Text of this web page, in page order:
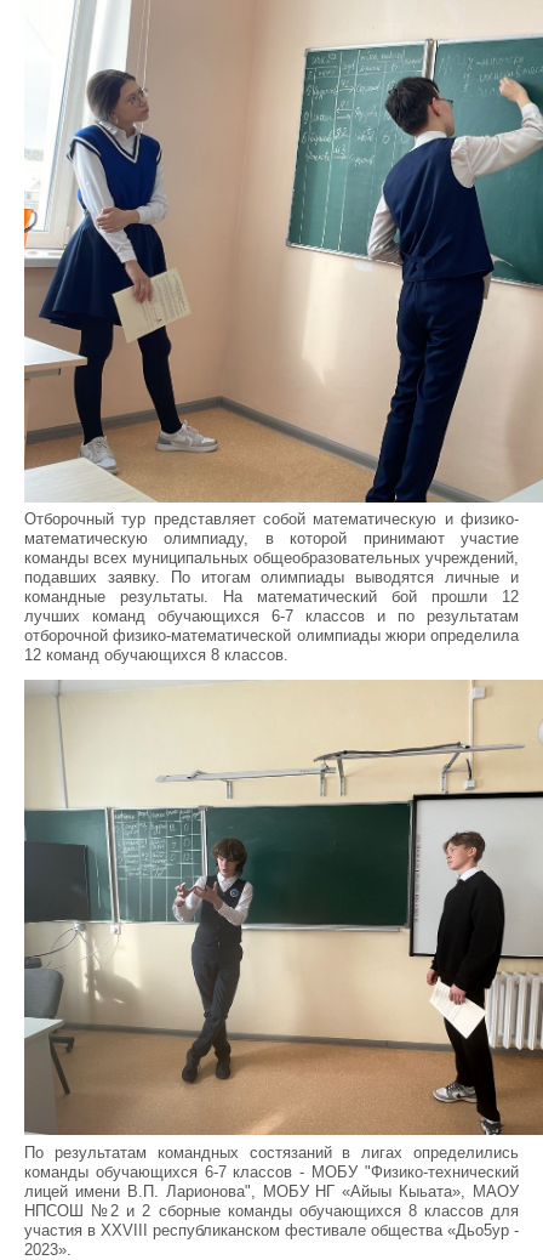
Отборочный тур представляет собой математическую и физико-
математическую олимпиаду, в которой принимают участие
команды всех муниципальных общеобразовательных учреждений,
подавших заявку. По итогам олимпиады выводятся личные и
командные результаты. На математический бой прошли 12
лучших команд обучающихся 6-7 классов и по результатам
отборочной физико-математической олимпиады жюри определила
12 команд обучающихся 8 классов.
По результатам командных состязаний в лигах определились
команды обучающихся 6-7 классов - МОБУ "Физико-технический
лицей имени В.П. Ларионова", МОБУ НГ «Айыы Кыьата», МАОУ
НПСОШ №2 и 2 сборные команды обучающихся 8 классов для
участия в XХVIII республиканском фестивале общества «Дьо5ур -
2023».